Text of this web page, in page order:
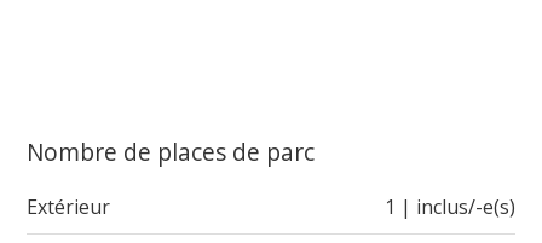
Nombre de places de parc
Extérieur 1 | inclus/-e(s)